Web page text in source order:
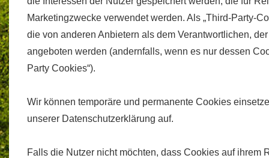
Marketingzwecke verwendet werden. Als „Third-Party-
die von anderen Anbietern als dem Verantwortlichen,
angeboten werden (andernfalls, wenn es nur dessen
Party Cookies“).
Wir können temporäre und permanente Cookies
unserer Datenschutzerklärung auf.
Falls die Nutzer nicht möchten, dass Cookies auf ihrem